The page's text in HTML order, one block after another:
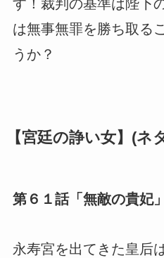
す！裁判の基準は陛下
は無事無罪を勝ち取る
うか？
【宮廷の諍い女】(ネ
第６１話「無敵の貴妃」
永寿宮を出てきた皇后